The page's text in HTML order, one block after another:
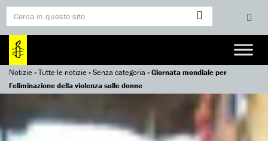
Notizie»Tutte le notizie»Senza categoria »Giornata mondiale per
l’eliminazione della violenza sulle donne